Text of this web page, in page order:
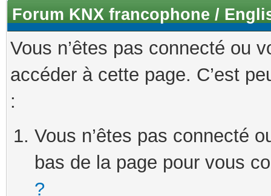
Forum KNX francophone /
Vous n’êtes pas connecté ou
accéder à cette page. C’est
:
Vous n’êtes pas connecté
bas de la page pour vous
?